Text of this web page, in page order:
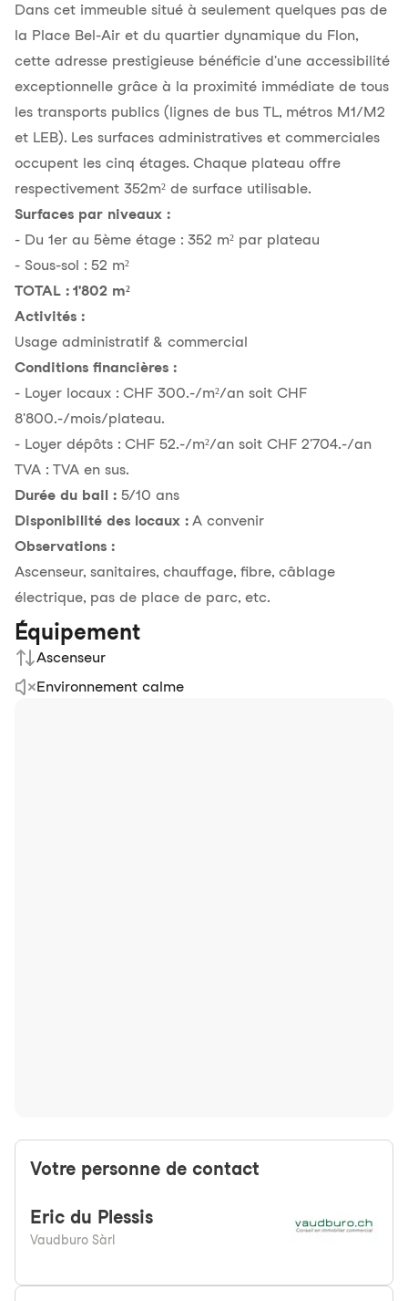
Dans cet immeuble situé à seulement quelques pas de
la Place Bel-Air et du quartier dynamique du Flon,
cette adresse prestigieuse bénéficie d'une accessibilité
exceptionnelle grâce à la proximité immédiate de tous
les transports publics (lignes de bus TL, métros M1/M2
et LEB). Les surfaces administratives et commerciales
occupent les cinq étages. Chaque plateau offre
respectivement 352m² de surface utilisable.
Surfaces par niveaux :
- Du 1er au 5ème étage : 352 m² par plateau
- Sous-sol : 52 m²
TOTAL : 1'802 m²
Activités :
Usage administratif & commercial
Conditions financières :
- Loyer locaux : CHF 300.-/m²/an soit CHF
8'800.-/mois/plateau.
- Loyer dépôts : CHF 52.-/m²/an soit CHF 2'704.-/an
TVA : TVA en sus.
Durée du bail : 5/10 ans
Disponibilité des locaux : A convenir
Observations :
Ascenseur, sanitaires, chauffage, fibre, câblage
électrique, pas de place de parc, etc.
Équipement
Ascenseur
Environnement calme
Votre personne de contact
Eric du Plessis
Vaudburo Sàrl